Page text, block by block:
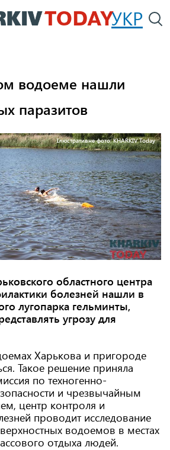
Перейти
к
УКР
водоеме нашли
паразитов
Ілюстративне фото: KHARKIV Today
областного центра
болезней нашли в
лугопарка гельминты,
угрозу для
Харькова и пригороде
Такое решение приняла
по техногенно-
и чрезвычайным
центр контроля и
проводит исследование
водоемов в местах
отдыха людей.